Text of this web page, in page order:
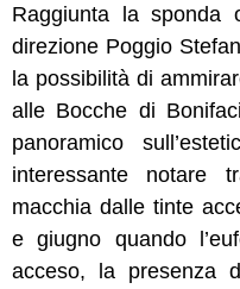
Raggiunta la sponda
direzione Poggio
la possibilità di
alle Bocche di
panoramico
interessante notare
macchia dalle tinte
e giugno quando
acceso, la presenza